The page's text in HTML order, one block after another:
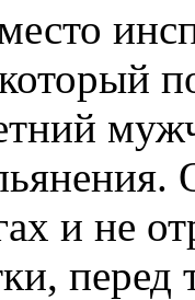
и не
перед